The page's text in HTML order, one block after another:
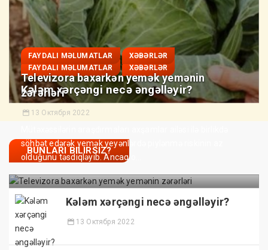
FAYDALI MƏLUMATLAR XƏBƏRLƏR
Kələm xərçəngi necə əngəlləyir?
BUNLARI BILIRSIZ?
FAYDALI MƏLUMATLAR XƏBƏRLƏR
Televizora baxarkən yemək yemənin
zərərləri
13 Октября 2022
söhbət edərək yemək yeyənlərdə piylənmə riskinin az
olduğunu təsdiqləyib. Ancaq o...
Kələm xərçəngi necə əngəlləyir?
13 Октября 2022